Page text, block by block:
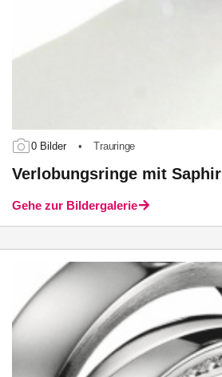
0 Bilder • Trauringe
Verlobungsringe mit Saphir
Gehe zur Bildergalerie